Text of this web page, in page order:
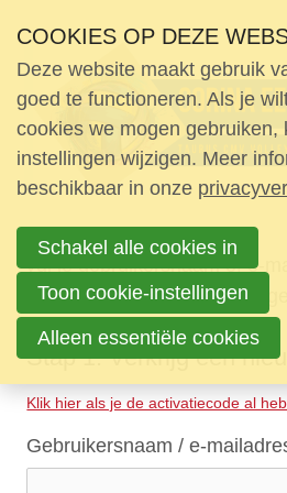
links
Jump
to
navigation
Jump
main
content
Vul je gebruikersnaam of e-
nieuw wachtwoord te
Stap 1: Verkrijg een
Klik hier als je de activatiecode al
Gebruikersnaam / e-
Trainingen
Teams
Contact
Search
Login
COOKIES OP DEZE
Deze website maakt gebruik
goed te functioneren. Als je
cookies we mogen gebruiken,
instellingen wijzigen. Meer
beschikbaar in onze
Schakel alle cookies in
Toon cookie-instellingen
Alleen essentiële cookies